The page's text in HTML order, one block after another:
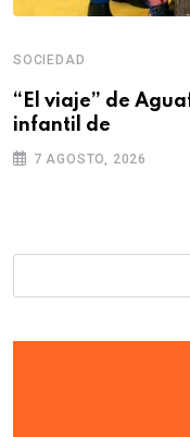
SOCIEDAD
“El viaje” de
infantil de
7 AGOSTO, 2026